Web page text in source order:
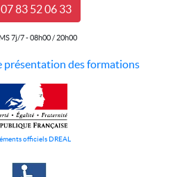
83 52 06 33
7j/7 - 08h00 / 20h00
présentation des formations
officiels DREAL